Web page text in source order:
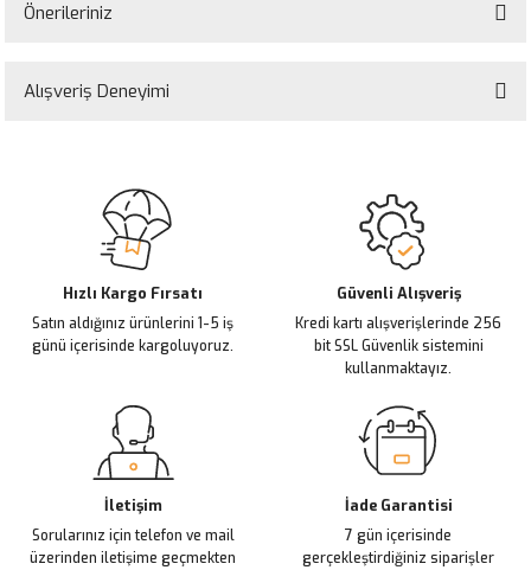
Önerileriniz
yetersiz gördüğünüz noktaları öneri formunu kullanarak tarafımıza
Ürün resmi kalitesiz, bozuk veya görüntülenemiyor.
Ürün açıklamasında eksik bilgiler bulunuyor.
Ürün bilgilerinde hatalar bulunuyor.
Ürün fiyatı diğer sitelerden daha pahalı.
Bu ürüne benzer farklı alternatifler olmalı.
Alışveriş Deneyimi
Hızlı Kargo Fırsatı
Satın aldığınız ürünlerini 1-5 iş
günü içerisinde kargoluyoruz.
Güvenli Alışveriş
Kredi kartı alışverişlerinde 256
bit SSL Güvenlik sistemini
kullanmaktayız.
İletişim
Sorularınız için telefon ve mail
üzerinden iletişime geçmekten
İade Garantisi
7 gün içerisinde
gerçekleştirdiğiniz siparişler